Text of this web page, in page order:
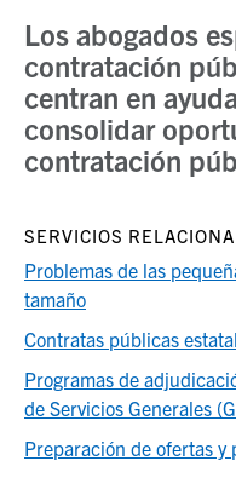
Los abogados
contratación
centran en
consolidar
contratación
SERVICIOS
Problemas de las
tamaño
Contratas públicas
Programas de
de Servicios Generales
Preparación de ofertas y